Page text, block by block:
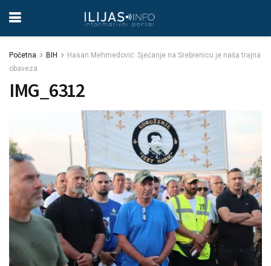
Početna BIH
Hasan Mehmedović: Sjećanje na Srebrenicu je naša trajna
obaveza
IMG_6312